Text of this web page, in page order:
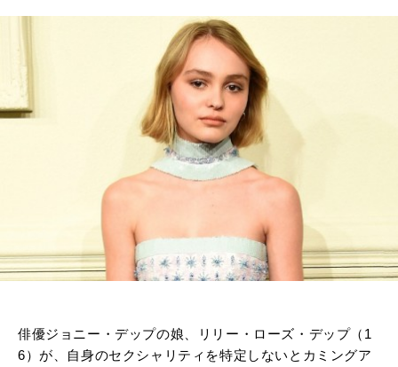
俳優ジョニー・デップの娘、リリー・ローズ・デップ（1
6）が、自身のセクシャリティを特定しないとカミングア